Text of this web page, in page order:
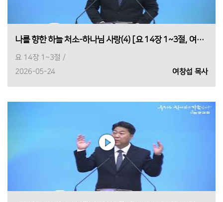
나를 향한 하늘 처소-하나님 사랑(4) [요 14장 1~3절, 여창섭 목사, 2026년 5월 24일 1부]
요 14장 1~3절 /
2026-05-24
여창섭 목사